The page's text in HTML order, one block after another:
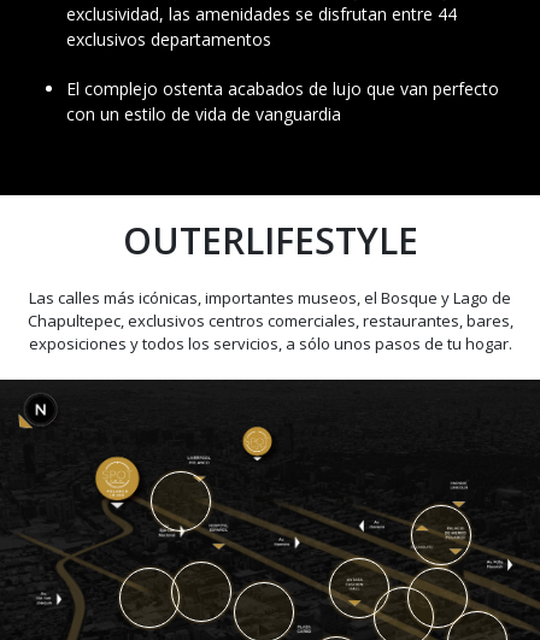
exclusividad, las amenidades se disfrutan entre 44
exclusivos departamentos
El complejo ostenta acabados de lujo que van perfecto
con un estilo de vida de vanguardia
OUTERLIFESTYLE
Las calles más icónicas, importantes museos, el Bosque y Lago de
Chapultepec, exclusivos centros comerciales, restaurantes, bares,
exposiciones y todos los servicios, a sólo unos pasos de tu hogar.